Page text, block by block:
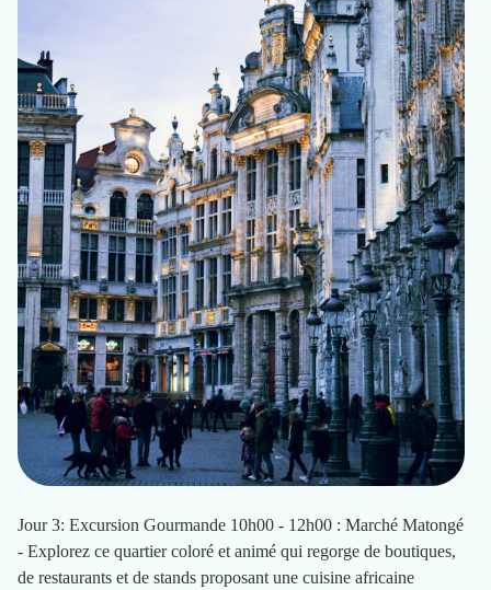
Jour 3: Excursion Gourmande 10h00 - 12h00 : Marché Matongé
- Explorez ce quartier coloré et animé qui regorge de boutiques,
de restaurants et de stands proposant une cuisine africaine